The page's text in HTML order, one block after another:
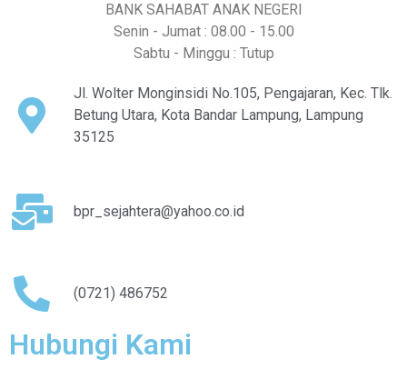
BANK SAHABAT ANAK NEGERI
Senin - Jumat : 08.00 - 15.00
Sabtu - Minggu : Tutup
Jl. Wolter Monginsidi No.105, Pengajaran, Kec. Tlk.
Betung Utara, Kota Bandar Lampung, Lampung
35125
bpr_sejahtera@yahoo.co.id
(0721) 486752
Hubungi Kami